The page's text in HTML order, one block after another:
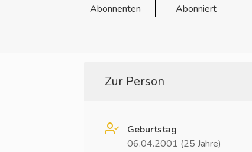
Abonnenten
Abonniert
Zur Person
Geburtstag
06.04.2001 (25 Jahre)